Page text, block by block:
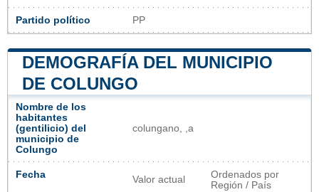
Partido político PP
DEMOGRAFÍA DEL MUNICIPIO
DE COLUNGO
Nombre de los
habitantes
(gentilicio) del
municipio de
Colungo
colungano, ,a
Fecha Valor actual
Ordenados por
Región / País